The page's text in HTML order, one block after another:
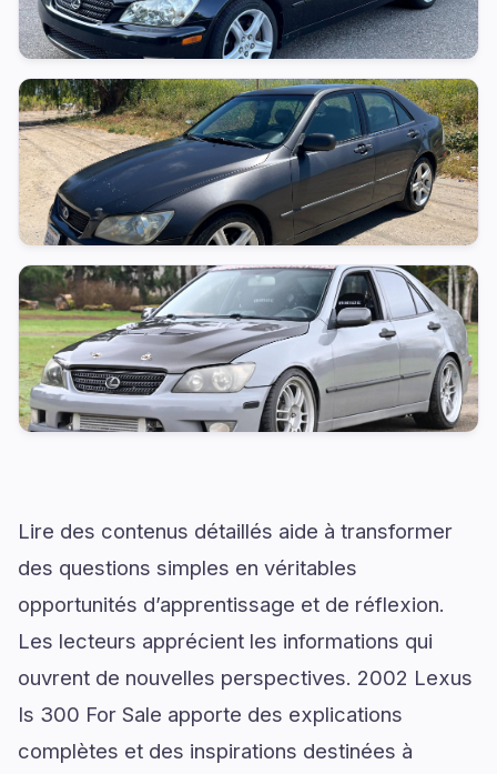
Lire des contenus détaillés aide à transformer
des questions simples en véritables
opportunités d’apprentissage et de réflexion.
Les lecteurs apprécient les informations qui
ouvrent de nouvelles perspectives. 2002 Lexus
Is 300 For Sale apporte des explications
complètes et des inspirations destinées à